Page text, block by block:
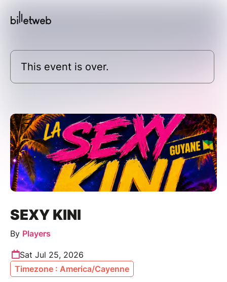
This event is over.
SEXY KINI
By Players
Sat Jul 25, 2026
Timezone : America/Cayenne